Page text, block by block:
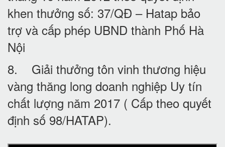
khen thưởng số: 37/QĐ – Hatap bảo
trợ và cấp phép UBND thành Phố Hà
Nội
8. Giải thưởng tôn vinh thương hiệu
vàng thăng long doanh nghiệp Uy tín
chất lượng năm 2017 ( Cấp theo quyết
định số 98/HATAP).